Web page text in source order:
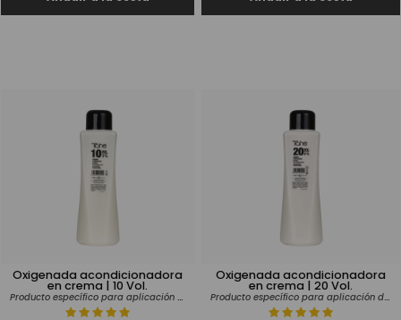
Oxigenada acondicionadora
en crema | 10 Vol.
Producto específico para aplicación de tinte
Oxigenada acondicionadora
en crema | 20 Vol.
Producto específico para aplicación de tinte